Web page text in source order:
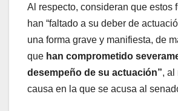
Al respecto, consideran que estos
han “faltado a su deber de
una forma grave y manifiesta, de
que han comprometido
desempeño de su actuación”, al
causa en la que se acusa al